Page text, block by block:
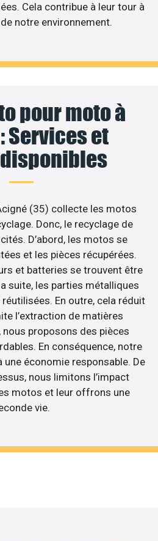
Cela contribue à leur tour à
notre environnement.
pour moto à
Services et
(35) collecte les motos
Donc, le recyclage de
D’abord, les motos se
et les pièces récupérées.
et batteries se trouvent être
suite, les parties métalliques
En outre, cela réduit
l’extraction de matières
nous proposons des pièces
En conséquence, notre
économie responsable. De
nous limitons l’impact
motos et leur offrons une
vie.